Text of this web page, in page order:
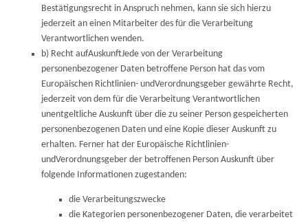
Bestätigungsrecht in Anspruch nehmen, kann sie sich hierzu
jederzeit an einen Mitarbeiter des für die Verarbeitung
Verantwortlichen wenden.
b) Recht aufAuskunftJede von der Verarbeitung
personenbezogener Daten betroffene Person hat das vom
Europäischen Richtlinien- undVerordnungsgeber gewährte Recht,
jederzeit von dem für die Verarbeitung Verantwortlichen
unentgeltliche Auskunft über die zu seiner Person gespeicherten
personenbezogenen Daten und eine Kopie dieser Auskunft zu
erhalten. Ferner hat der Europäische Richtlinien-
undVerordnungsgeber der betroffenen Person Auskunft über
folgende Informationen zugestanden:
die Verarbeitungszwecke
die Kategorien personenbezogener Daten, die verarbeitet